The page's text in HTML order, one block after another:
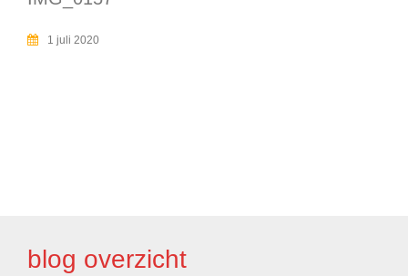
1 juli 2020
blog overzicht